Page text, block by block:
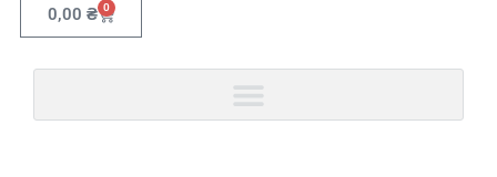
0,00 ₴ 0